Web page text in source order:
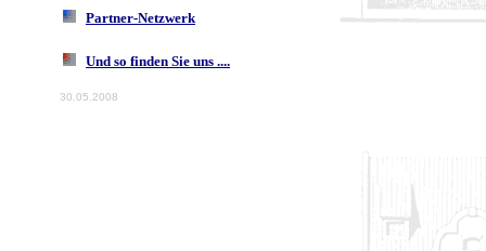
Partner-Netzwerk
Und so finden Sie uns ....
30.05.2008